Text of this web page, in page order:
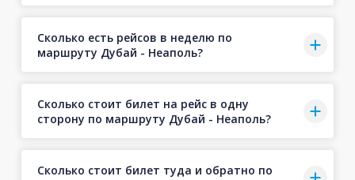
Сколько есть рейсов в неделю по
маршруту Дубай - Неаполь?
Сколько стоит билет на рейс в одну
сторону по маршруту Дубай - Неаполь?
Сколько стоит билет туда и обратно по